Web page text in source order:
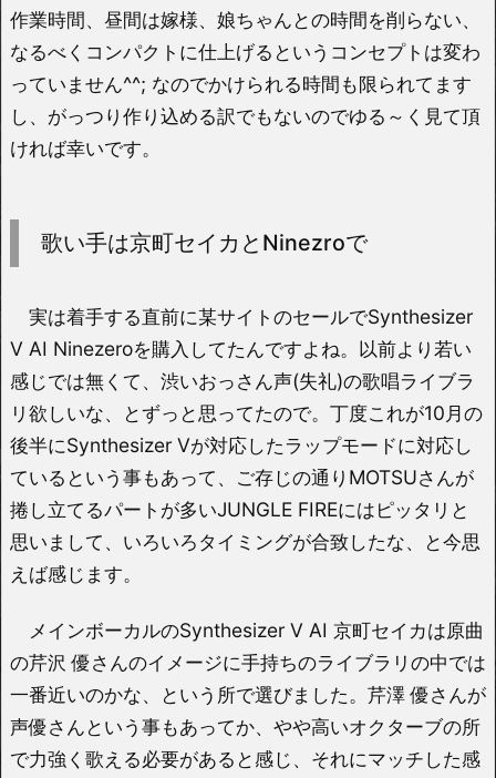
作業時間、昼間は嫁様、娘ちゃんとの時間を削らない、
なるべくコンパクトに仕上げるというコンセプトは変わ
っていません^^; なのでかけられる時間も限られてます
し、がっつり作り込める訳でもないのでゆる～く見て頂
ければ幸いです。
歌い手は京町セイカとNinezroで
実は着手する直前に某サイトのセールでSynthesizer
V AI Ninezeroを購入してたんですよね。以前より若い
感じでは無くて、渋いおっさん声(失礼)の歌唱ライブラ
リ欲しいな、とずっと思ってたので。丁度これが10月の
後半にSynthesizer Vが対応したラップモードに対応し
ているという事もあって、ご存じの通りMOTSUさんが
捲し立てるパートが多いJUNGLE FIREにはピッタリと
思いまして、いろいろタイミングが合致したな、と今思
えば感じます。
メインボーカルのSynthesizer V AI 京町セイカは原曲
の芹沢 優さんのイメージに手持ちのライブラリの中では
一番近いのかな、という所で選びました。芹澤 優さんが
声優さんという事もあってか、やや高いオクターブの所
で力強く歌える必要があると感じ、それにマッチした感